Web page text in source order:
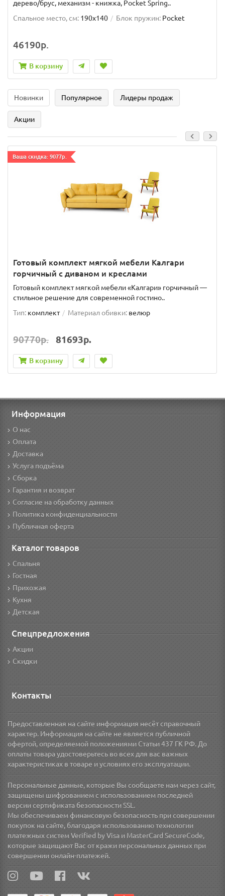
дерево/брус, механизм - книжка, Pocket Spring..
Спальное место, см: 190x140 Блок пружин: Pocket
46190р.
В корзину
Новинки Популярное Лидеры продаж
Акции
Ваша скидка: 9077р.
Готовый комплект мягкой мебели Калгари
горчичный с диваном и креслами
Готовый комплект мягкой мебели «Калгари» горчичный —
стильное решение для современной гостино..
Тип: комплект Материал обивки: велюр
90770р. 81693р.
В корзину
Информация
О нас
Оплата
Доставка
Услуга подъёма
Сборка
Гарантия и возврат
Согласие на обработку данных
Политика конфиденциальности
Публичная оферта
Каталог товаров
Спальня
Гостная
Прихожая
Кухня
Детская
Спецпредложения
Акции
Скидки
Контакты
Предоставленная на сайте информация несёт справочный
характер. Информация на сайте не является публичной
офертой, определяемой положениями Статьи 437 ГК РФ. До
оплаты товара удостоверьтесь во всех для вас важных
характеристиках в товаре и условиях его эксплуатации.
Персональные данные, которые Вы сообщаете нам через сайт,
защищены шифрованием с использованием последней
версии сертификата безопасности SSL.
Мы обеспечиваем финансовую безопасность при совершении
покупок на сайте, благодаря использованию технологии
платежных систем Verified by Visa и MasterCard SecureCode,
которые защищают Вас от кражи персональных данных при
совершении онлайн-платежей.